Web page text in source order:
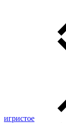
игристое